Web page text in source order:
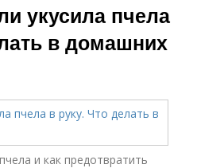
укусила пчела
в домашних
и как предотвратить